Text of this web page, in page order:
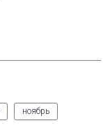
ноябрь